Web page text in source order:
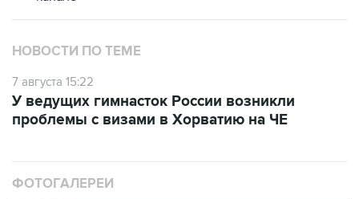
НОВОСТИ ПО ТЕМЕ
7 августа 15:22
проблемы с визами в Хорватию на ЧЕ